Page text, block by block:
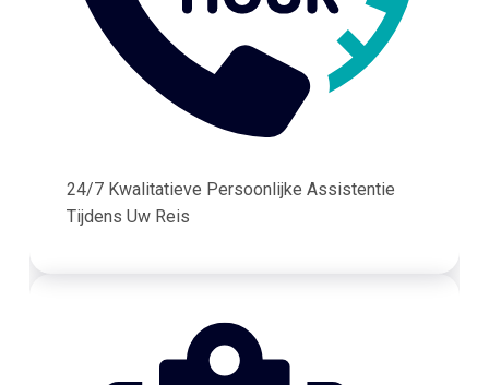
24/7 Kwalitatieve Persoonlijke Assistentie
Tijdens Uw Reis